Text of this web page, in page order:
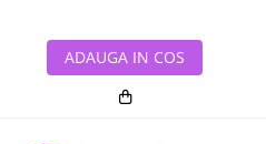
ADAUGA IN COS